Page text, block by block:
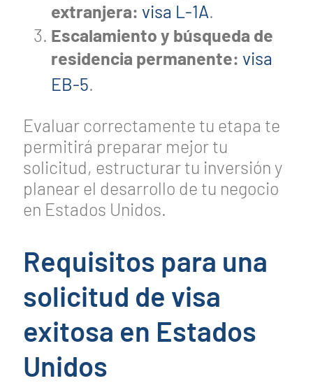
extranjera: visa L-1A.
Escalamiento y búsqueda de
residencia permanente: visa
EB-5.
Evaluar correctamente tu etapa te
permitirá preparar mejor tu
solicitud, estructurar tu inversión y
planear el desarrollo de tu negocio
en Estados Unidos.
Requisitos para una
solicitud de visa
exitosa en Estados
Unidos